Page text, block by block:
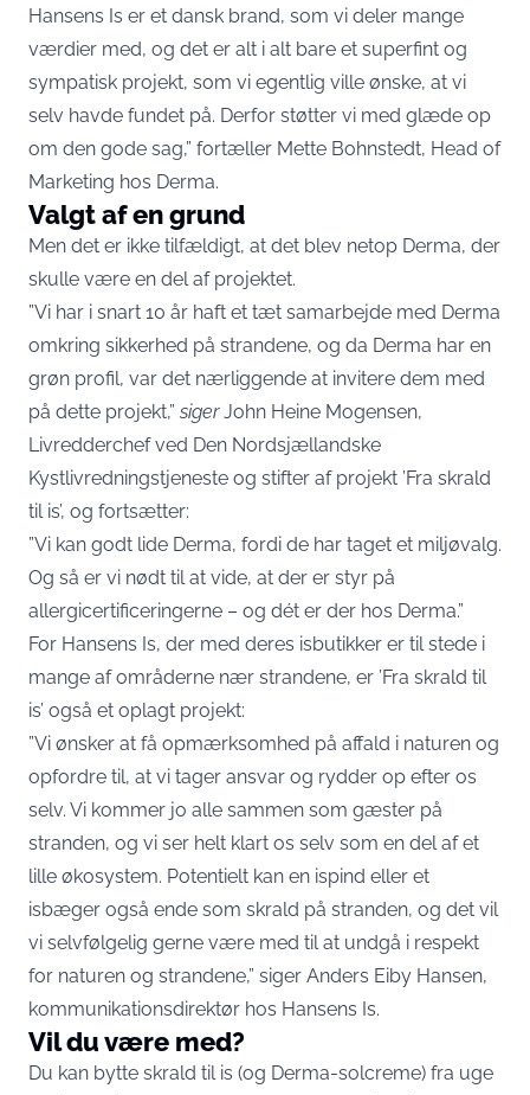
Hansens Is er et dansk brand, som vi deler mange
værdier med, og det er alt i alt bare et superfint og
sympatisk projekt, som vi egentlig ville ønske, at vi
selv havde fundet på. Derfor støtter vi med glæde op
om den gode sag,” fortæller Mette Bohnstedt, Head of
Marketing hos Derma.
Valgt af en grund
Men det er ikke tilfældigt, at det blev netop Derma, der
skulle være en del af projektet.
”Vi har i snart 10 år haft et tæt samarbejde med Derma
omkring sikkerhed på strandene, og da Derma har en
grøn profil, var det nærliggende at invitere dem med
på dette projekt,” sigerJohn Heine Mogensen,
Livredderchef ved Den Nordsjællandske
Kystlivredningstjeneste og stifter af projekt ’Fra skrald
til is’, og fortsætter:
”Vi kan godt lide Derma, fordi de har taget et miljøvalg.
Og så er vi nødt til at vide, at der er styr på
allergicertificeringerne – og dét er der hos Derma.”
For Hansens Is, der med deres isbutikker er til stede i
mange af områderne nær strandene, er ’Fra skrald til
is’ også et oplagt projekt:
”Vi ønsker at få opmærksomhed på affald i naturen og
opfordre til, at vi tager ansvar og rydder op efter os
selv. Vi kommer jo alle sammen som gæster på
stranden, og vi ser helt klart os selv som en del af et
lille økosystem. Potentielt kan en ispind eller et
isbæger også ende som skrald på stranden, og det vil
vi selvfølgelig gerne være med til at undgå i respekt
for naturen og strandene,” siger Anders Eiby Hansen,
kommunikationsdirektør hos Hansens Is.
Vil du være med?
Du kan bytte skrald til is (og Derma-solcreme) fra uge